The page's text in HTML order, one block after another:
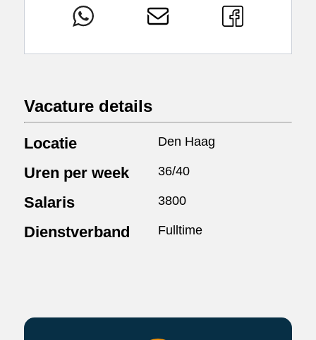
Vacature details
Locatie Den Haag
Uren per week 36/40
Salaris 3800
Dienstverband Fulltime